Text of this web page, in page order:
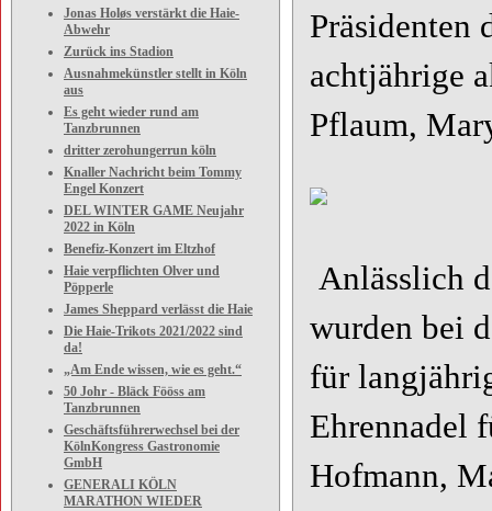
Jonas Holøs verstärkt die Haie-
Abwehr
Zurück ins Stadion
Ausnahmekünstler stellt in Köln
aus
Es geht wieder rund am
Tanzbrunnen
dritter zerohungerrun köln
Knaller Nachricht beim Tommy
Engel Konzert
DEL WINTER GAME Neujahr
2022 in Köln
Benefiz-Konzert im Eltzhof
Haie verpflichten Olver und
Pöpperle
James Sheppard verlässt die Haie
Die Haie-Trikots 2021/2022 sind
da!
„Am Ende wissen, wie es geht.“
50 Johr - Bläck Fööss am
Tanzbrunnen
Geschäftsführerwechsel bei der
KölnKongress Gastronomie
GmbH
GENERALI KÖLN
MARATHON WIEDER
achtjährige
Pflaum,
Anlässlich
wurden bei
für
Ehrennadel
Hofmann,